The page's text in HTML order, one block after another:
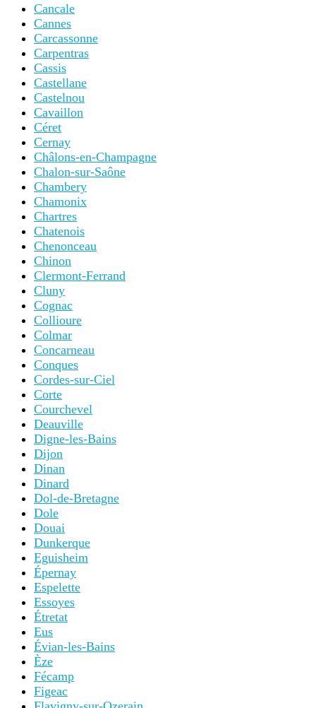
Cancale
Cannes
Carcassonne
Carpentras
Cassis
Castellane
Castelnou
Cavaillon
Céret
Cernay
Châlons-en-Champagne
Chalon-sur-Saône
Chambery
Chamonix
Chartres
Chatenois
Chenonceau
Chinon
Clermont-Ferrand
Cluny
Cognac
Collioure
Colmar
Concarneau
Conques
Cordes-sur-Ciel
Corte
Courchevel
Deauville
Digne-les-Bains
Dijon
Dinan
Dinard
Dol-de-Bretagne
Dole
Douai
Dunkerque
Eguisheim
Épernay
Espelette
Essoyes
Étretat
Eus
Évian-les-Bains
Èze
Fécamp
Figeac